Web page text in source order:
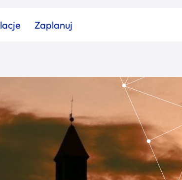
Zaplanuj
Kategoria